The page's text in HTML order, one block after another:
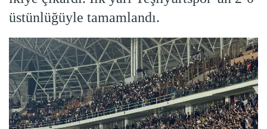
üstünlüğüyle tamamlandı.